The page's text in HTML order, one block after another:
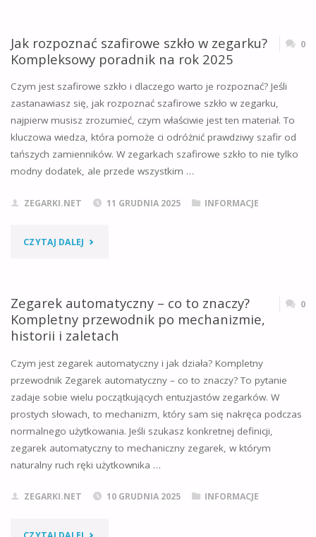
SŁUŻY
ROTOMAT?
KOMPLETNY
PRZEWODNIK
[2025]"
Jak rozpoznać szafirowe szkło w zegarku?
Kompleksowy poradnik na rok 2025
0
Czym jest szafirowe szkło i dlaczego warto je rozpoznać? Jeśli
zastanawiasz się, jak rozpoznać szafirowe szkło w zegarku,
najpierw musisz zrozumieć, czym właściwie jest ten materiał. To
kluczowa wiedza, która pomoże ci odróżnić prawdziwy szafir od
tańszych zamienników. W zegarkach szafirowe szkło to nie tylko
modny dodatek, ale przede wszystkim …
ZEGARKI.NET 11 GRUDNIA 2025 INFORMACJE
CZYTAJ DALEJ "JAK
SZAFIROWE
SZKŁO
ZEGARKU?
KOMPLEKSOWY
PORADNIK
NA
ROK
Zegarek automatyczny – co to znaczy?
Kompletny przewodnik po mechanizmie,
historii i zaletach
0
Czym jest zegarek automatyczny i jak działa? Kompletny
przewodnik Zegarek automatyczny – co to znaczy? To pytanie
zadaje sobie wielu początkujących entuzjastów zegarków. W
prostych słowach, to mechanizm, który sam się nakręca podczas
normalnego użytkowania. Jeśli szukasz konkretnej definicji,
zegarek automatyczny to mechaniczny zegarek, w którym
naturalny ruch ręki użytkownika …
ZEGARKI.NET 10 GRUDNIA 2025 INFORMACJE
"ZEGAREK